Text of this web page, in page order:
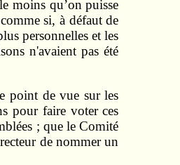
moins qu’on puisse
si, à défaut de
personnelles et les
n'avaient pas été
point de vue sur les
pour faire voter ces
; que le Comité
de nommer un